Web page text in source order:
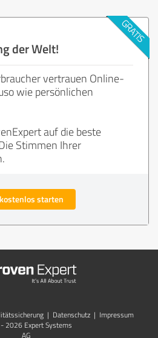
der Welt!
vertrauen Online-
wie persönlichen
auf die beste
Stimmen Ihrer
starten
| Datenschutz | Impressum
2026 Expert Systems
AG